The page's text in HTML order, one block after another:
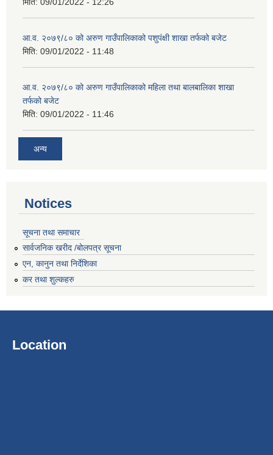
मिति: 09/01/2022 - 12:26
आ.व. २०७९/८० को अरुण गाउँपालिकाको पशुपंक्षी शाखा तर्फको बजेट
मिति: 09/01/2022 - 11:48
आ.व. २०७९/८० को अरुण गाउँपालिकाको महिला तथा बालबालिका शाखा
तर्फको बजेट
मिति: 09/01/2022 - 11:46
अन्य
Notices
सूचना तथा समाचार
सार्वजनिक खरीद /बोलपत्र सूचना
एन, कानुन तथा निर्देशिका
कर तथा शुल्कहरु
Location